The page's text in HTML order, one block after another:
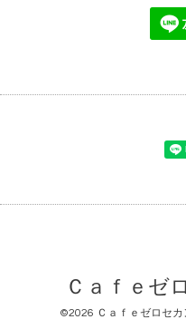
Ｃａｆｅゼ
©2026 Ｃａｆｅゼロセカ